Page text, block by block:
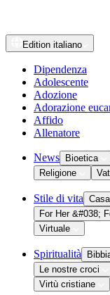
Edition italiano
Dipendenza
Adolescente
Adozione
Adorazione
Affido
Allenatore
News Bioetica
Religione
Stile di vita Casa
For Her &#038;
Virtuale
Spiritualità
Le nostre croci
Virtù cristiane